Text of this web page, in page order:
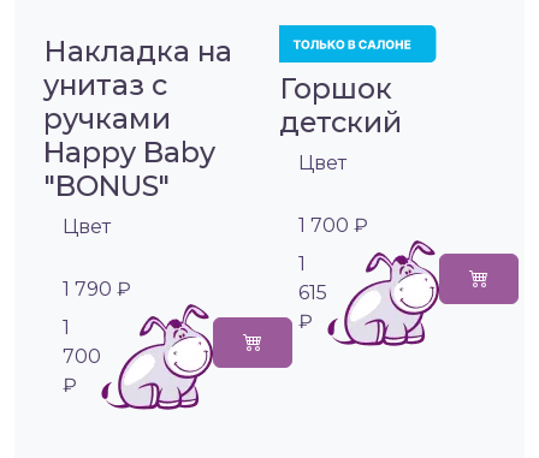
Накладка на
унитаз с
ручками
Happy Baby
"BONUS"
Цвет
1 790 ₽
1
700
₽
Горшок
детский
Цвет
1 700 ₽
1
615
₽